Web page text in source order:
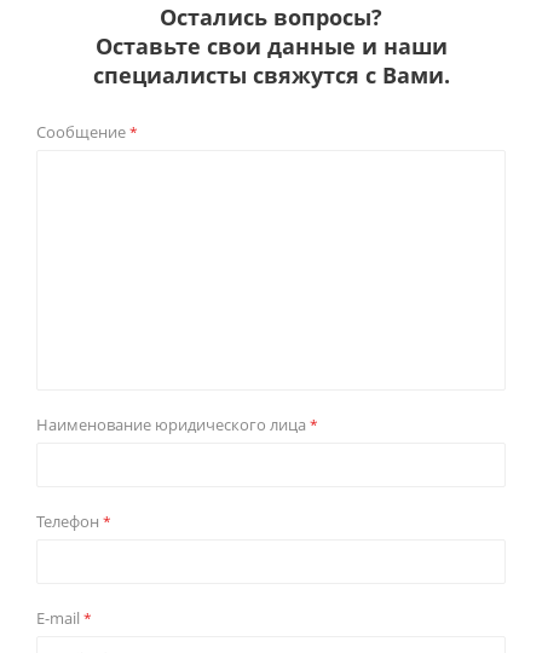
Остались вопросы?
Оставьте свои данные и наши
специалисты свяжутся с Вами.
Сообщение*
Наименование юридического лица *
Телефон *
E-mail *